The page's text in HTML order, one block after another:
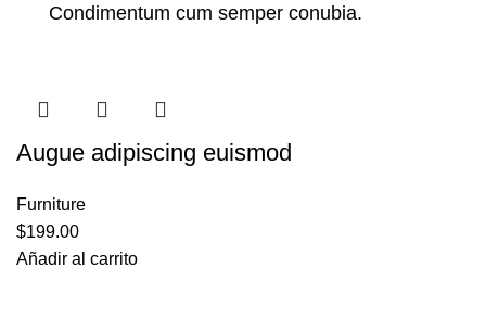
Condimentum cum semper conubia.
Augue adipiscing euismod
Furniture
$199.00
Añadir al carrito